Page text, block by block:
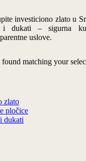
investiciono zlato u
i dukati – sigurna
uslove.
matching your
zlato
pločice
dukati